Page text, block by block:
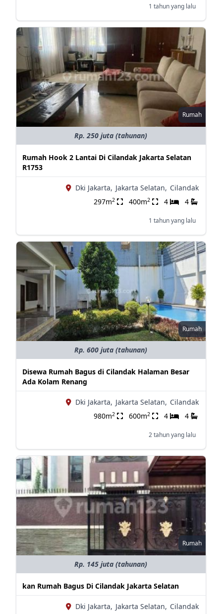
1 tahun yang lalu
Rumah
Rp. 250 juta (tahunan)
Rumah Hook 2 Lantai Di Cilandak Jakarta Selatan
R1753
Dki Jakarta, Jakarta Selatan, Cilandak
297m2 400m2 4 4
1 tahun yang lalu
Rumah
Rp. 600 juta (tahunan)
Disewa Rumah Bagus di Cilandak Halaman Besar
Ada Kolam Renang
Dki Jakarta, Jakarta Selatan, Cilandak
980m2 600m2 4 4
2 tahun yang lalu
Rumah
Rp. 145 juta (tahunan)
kan Rumah Bagus Di Cilandak Jakarta Selatan
Dki Jakarta, Jakarta Selatan, Cilandak